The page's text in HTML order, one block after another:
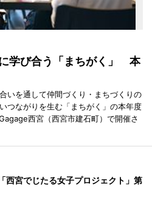
学び合う「まちがく」 本
いを通して仲間づくり・まちづくりの
つながりを生む「まちがく」の本年度
西宮（西宮市建石町）で開催さ
西宮でじたる女子プロジェクト」第